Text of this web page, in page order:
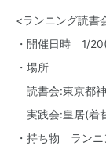
<ランニング読書
・開催日時 1/
・場所
読書会:東京都
実践会:皇居(着
・持ち物 ランニ